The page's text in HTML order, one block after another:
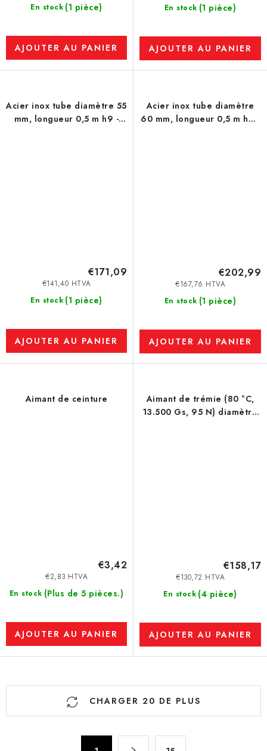
En stock (1 pièce)
AJOUTER AU PANIER
En stock (1 pièce)
AJOUTER AU PANIER
Acier inox tube diamètre 55
mm, longueur 0,5 m h9 -
En stock (1 pièce)
€141,40 HTVA
€171,09
AJOUTER AU PANIER
Acier inox tube diamètre
60 mm, longueur 0,5 m h9 -
En stock (1 pièce)
€167,76 HTVA
€202,99
AJOUTER AU PANIER
Aimant de ceinture
En stock (Plus de 5 pièces.)
€2,83 HTVA
€3,42
AJOUTER AU PANIER
Aimant de trémie (80 °C,
13.500 Gs, 95 N) diamètre
En stock (4 pièce)
€130,72 HTVA
€158,17
AJOUTER AU PANIER
C
CHARGER 20 DE PLUS